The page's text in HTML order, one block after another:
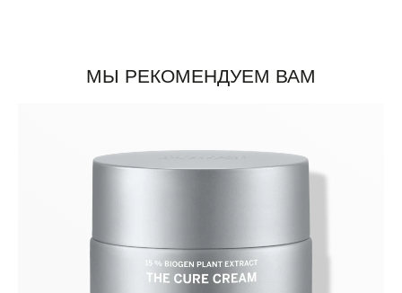
МЫ РЕКОМЕНДУЕМ ВАМ